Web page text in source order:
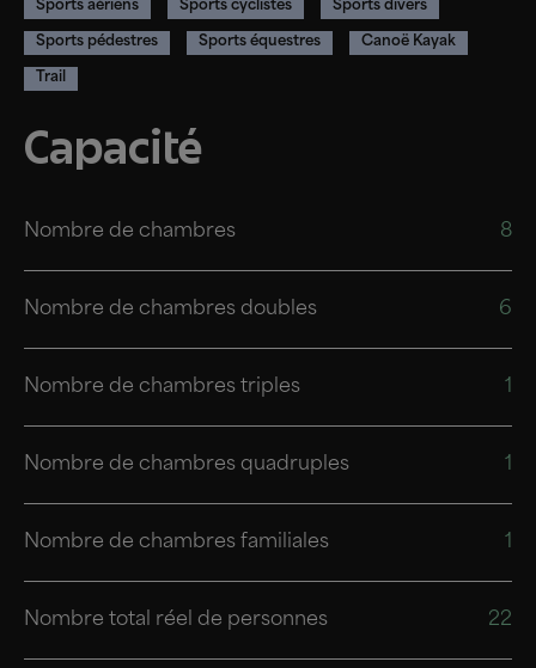
Sports aériens Sports cyclistes Sports divers
Sports pédestres Sports équestres Canoë Kayak
Trail
Capacité
Nombre de chambres 8
Nombre de chambres doubles 6
Nombre de chambres triples 1
Nombre de chambres quadruples 1
Nombre de chambres familiales 1
Nombre total réel de personnes 22